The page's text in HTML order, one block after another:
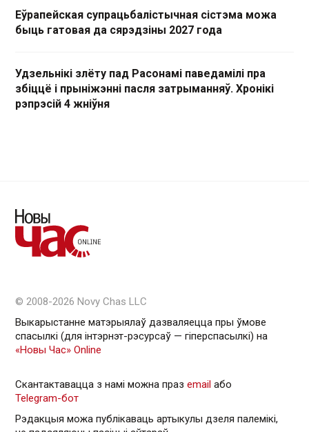
Еўрапейская супрацьбалістычная сістэма можа
быць гатовая да сярэдзіны 2027 года
Удзельнікі злёту пад Расонамі паведамілі пра
збіццё і прыніжэнні пасля затрыманняў. Хронікі
рэпрэсій 4 жніўня
© 2008-2026 Novy Chas LLC
Выкарыстанне матэрыялаў дазваляецца пры ўмове
спасылкі (для інтэрнэт-рэсурсаў — гiперспасылкi) на
«Новы Час» Online
Скантактавацца з намі можна праз email або
Telegram-бот
Рэдакцыя можа публікаваць артыкулы дзеля палемікі,